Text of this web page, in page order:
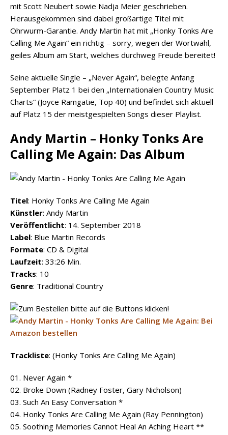
mit Scott Neubert sowie Nadja Meier geschrieben.
Herausgekommen sind dabei großartige Titel mit
Ohrwurm-Garantie. Andy Martin hat mit „Honky Tonks Are
Calling Me Again“ ein richtig – sorry, wegen der Wortwahl,
geiles Album am Start, welches durchweg Freude bereitet!
Seine aktuelle Single – „Never Again“, belegte Anfang
September Platz 1 bei den „Internationalen Country Music
Charts“ (Joyce Ramgatie, Top 40) und befindet sich aktuell
auf Platz 15 der meistgespielten Songs dieser Playlist.
Andy Martin – Honky Tonks Are
Calling Me Again: Das Album
Titel: Honky Tonks Are Calling Me Again
Künstler: Andy Martin
Veröffentlicht: 14. September 2018
Label: Blue Martin Records
Formate: CD & Digital
Laufzeit: 33:26 Min.
Tracks: 10
Genre: Traditional Country
Trackliste: (Honky Tonks Are Calling Me Again)
01. Never Again *
02. Broke Down (Radney Foster, Gary Nicholson)
03. Such An Easy Conversation *
04. Honky Tonks Are Calling Me Again (Ray Pennington)
05. Soothing Memories Cannot Heal An Aching Heart **